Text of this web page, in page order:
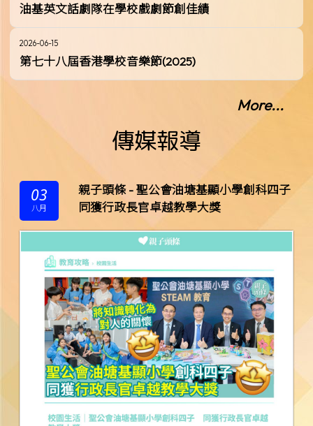
油基英文話劇隊在學校戲劇節創佳績
2026-06-15
第七十八屆香港學校音樂節(2025)
More...
傳媒報導
03
八月
親子頭條 - 聖公會油塘基顯小學創科四子
同獲行政長官卓越教學大獎